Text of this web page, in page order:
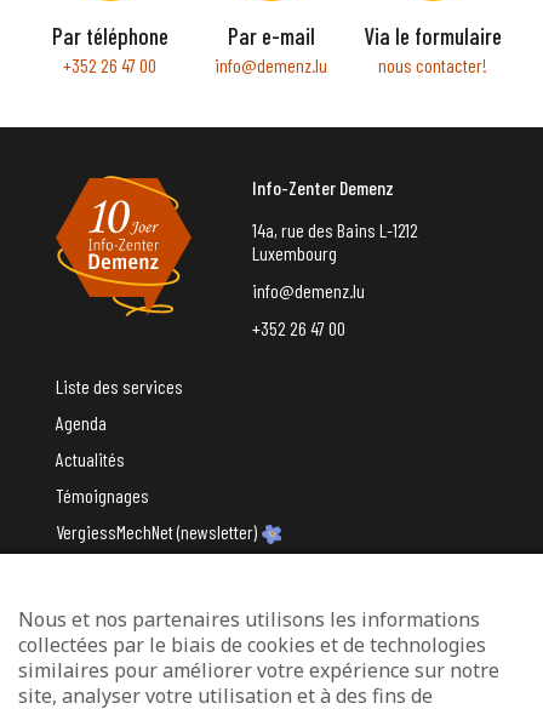
Par téléphone
+352 26 47 00
Par e-mail
info@demenz.lu
Via le formulaire
nous contacter!
Info-Zenter Demenz
14a, rue des Bains L-1212
Luxembourg
info@demenz.lu
+352 26 47 00
Liste des services
Agenda
Actualités
Témoignages
VergiessMechNet (newsletter)
Avec le soutien du
Nous et nos partenaires utilisons les informations
collectées par le biais de cookies et de technologies
similaires pour améliorer votre expérience sur notre
site, analyser votre utilisation et à des fins de